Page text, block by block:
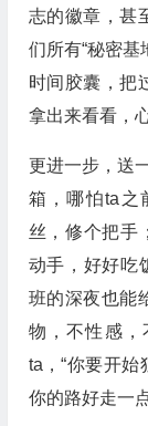
志的徽章，甚
们所有“秘密基
时间胶囊，把
拿出来看看，
更进一步，送
箱，哪怕ta之
丝，修个把手
动手，好好吃
班的深夜也能
物，不性感
ta，“你要开
你的路好走一